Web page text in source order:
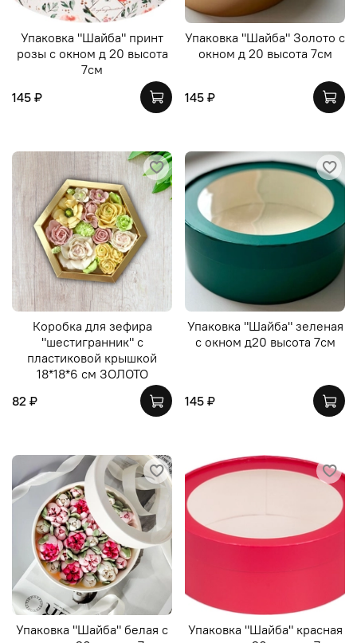
Упаковка "Шайба" принт
розы с окном д 20 высота
7см
145 ₽
Упаковка "Шайба" Золото с
окном д 20 высота 7см
145 ₽
Коробка для зефира
"шестигранник" с
пластиковой крышкой
18*18*6 см ЗОЛОТО
82 ₽
Упаковка "Шайба" зеленая
с окном д20 высота 7см
145 ₽
Упаковка "Шайба" белая с
Упаковка "Шайба" красная